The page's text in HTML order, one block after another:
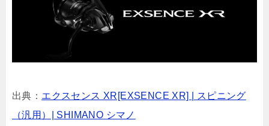
出典： エクスセンス XR[EXSENCE XR] | スピニング
（汎用）| SHIMANO シマノ